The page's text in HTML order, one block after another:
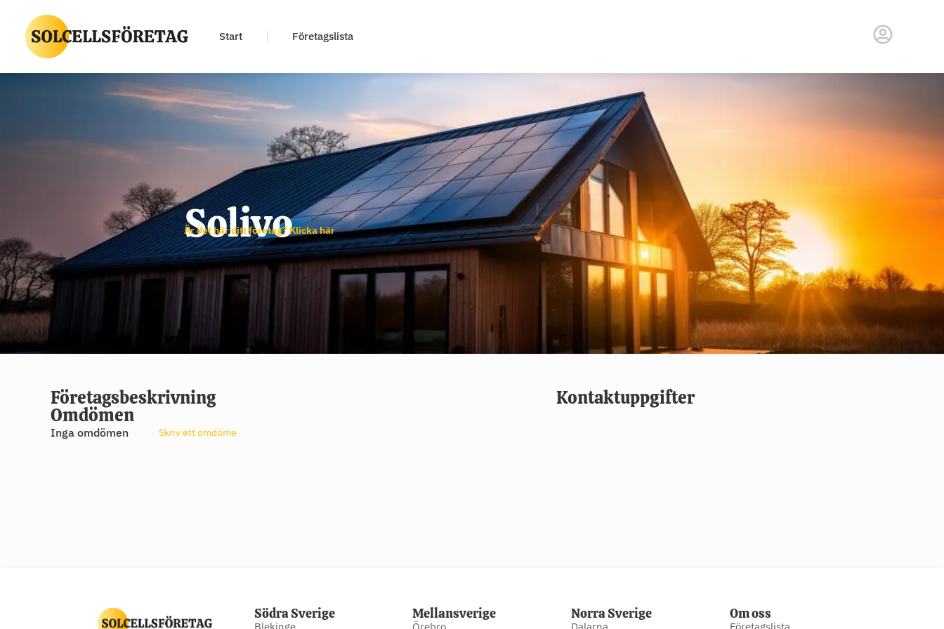
Start Företagslista
Solivo
Är det här ditt företag? Klicka här
Företagsbeskrivning
Omdömen
Inga omdömen Skriv ett omdöme
Kontaktuppgifter
Södra Sverige Mellansverige Norra Sverige Om oss